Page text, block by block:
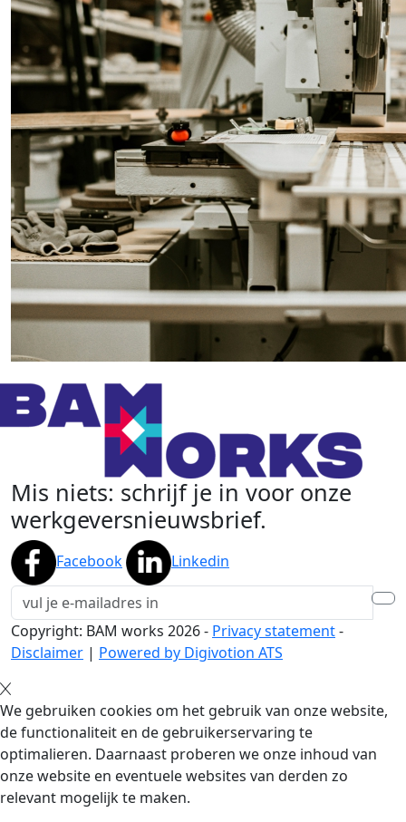
Mis niets: schrijf je in voor onze
werkgeversnieuwsbrief.
Facebook Linkedin
Copyright: BAM works 2026- Privacy statement-
Disclaimer | Powered by Digivotion ATS
We gebruiken cookies om het gebruik van onze website,
de functionaliteit en de gebruikerservaring te
optimalieren. Daarnaast proberen we onze inhoud van
onze website en eventuele websites van derden zo
relevant mogelijk te maken.